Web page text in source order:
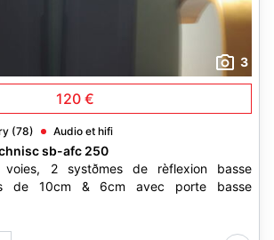
3
120 €
(78) Audio et hifi
sb-afc 250
2 systðmes de rèflexion basse
de 10cm & 6cm avec porte basse